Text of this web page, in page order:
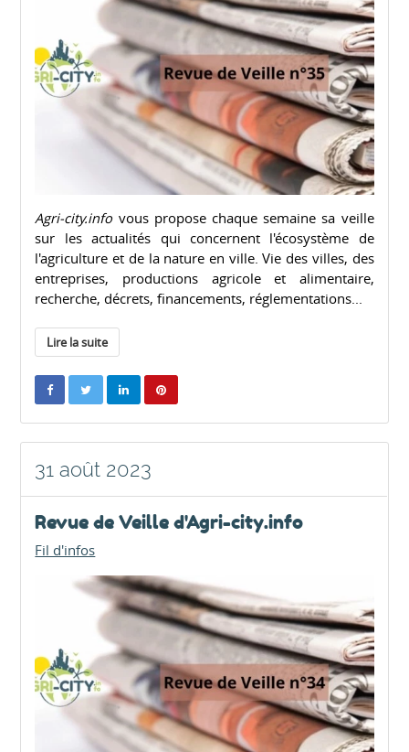
Agri-city.infovous propose chaque semaine sa veille
sur les actualités qui concernent l'écosystème de
l'agriculture et de la nature en ville. Vie des villes, des
entreprises, productions agricole et alimentaire,
recherche, décrets, financements, réglementations...
Lire la suite
31 août 2023
Revue de Veille d'Agri-city.info
Fil d'infos